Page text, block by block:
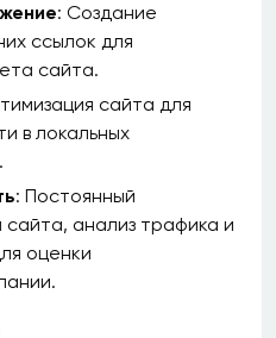
: Создание
ссылок для
сайта.
сайта для
в локальных
: Постоянный
сайта, анализ трафика и
оценки